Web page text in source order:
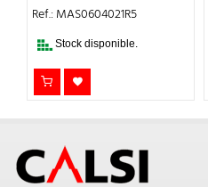
ERA:
Ref.: MAS0604021R5
Stock disponible.